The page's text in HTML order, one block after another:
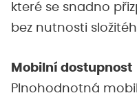
které se snadno
bez nutnosti
Mobilní dostupnost
Plnohodnotná